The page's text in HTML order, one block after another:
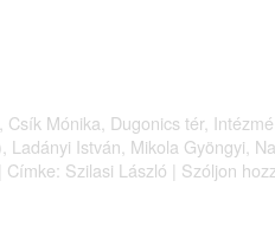
Csík Mónika Dugonics tér,
Ladányi István Mikola Gyöngyi
Címke: Szilasi László | Szóljon